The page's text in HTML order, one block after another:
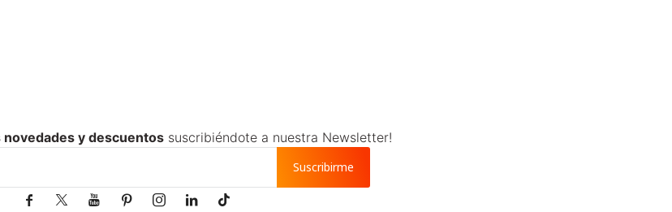
novedades y descuentossuscribiéndote a nuestra Newsletter!
Suscribirme
      